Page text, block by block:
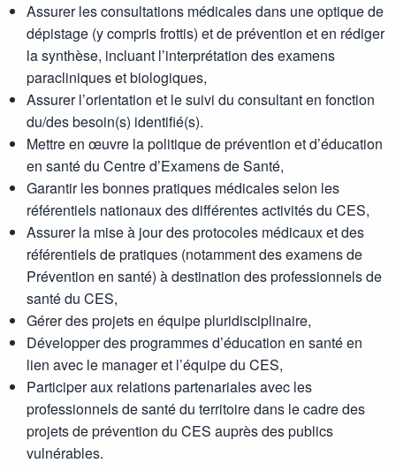
Assurer les consultations médicales dans une optique de
dépistage (y compris frottis) et de prévention et en rédiger
la synthèse, incluant l’interprétation des examens
paracliniques et biologiques,
Assurer l’orientation et le suivi du consultant en fonction
du/des besoin(s) identifié(s).
Mettre en œuvre la politique de prévention et d’éducation
en santé du Centre d’Examens de Santé,
Garantir les bonnes pratiques médicales selon les
référentiels nationaux des différentes activités du CES,
Assurer la mise à jour des protocoles médicaux et des
référentiels de pratiques (notamment des examens de
Prévention en santé) à destination des professionnels de
santé du CES,
Gérer des projets en équipe pluridisciplinaire,
Développer des programmes d’éducation en santé en
lien avec le manager et l’équipe du CES,
Participer aux relations partenariales avec les
professionnels de santé du territoire dans le cadre des
projets de prévention du CES auprès des publics
vulnérables.